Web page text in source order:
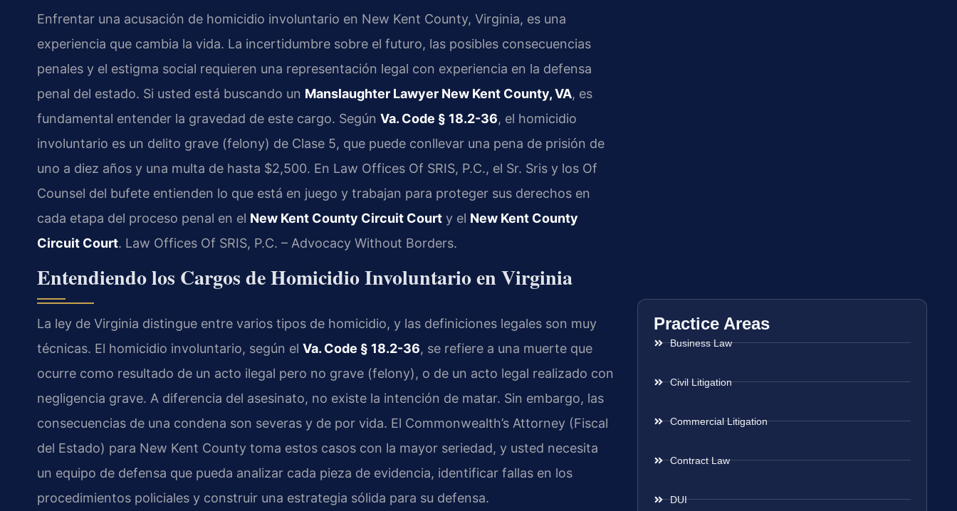
Enfrentar una acusación de homicidio involuntario en New Kent County, Virginia, es una
experiencia que cambia la vida. La incertidumbre sobre el futuro, las posibles consecuencias
penales y el estigma social requieren una representación legal con experiencia en la defensa
penal del estado. Si usted está buscando un Manslaughter Lawyer New Kent County, VA, es
fundamental entender la gravedad de este cargo. Según Va. Code § 18.2-36, el homicidio
involuntario es un delito grave (felony) de Clase 5, que puede conllevar una pena de prisión de
uno a diez años y una multa de hasta $2,500. En Law Offices Of SRIS, P.C., el Sr. Sris y los Of
Counsel del bufete entienden lo que está en juego y trabajan para proteger sus derechos en
cada etapa del proceso penal en el New Kent County Circuit Court y el New Kent County
Circuit Court. Law Offices Of SRIS, P.C. – Advocacy Without Borders.
Entendiendo los Cargos de Homicidio Involuntario en Virginia
La ley de Virginia distingue entre varios tipos de homicidio, y las definiciones legales son muy
técnicas. El homicidio involuntario, según el Va. Code § 18.2-36, se refiere a una muerte que
ocurre como resultado de un acto ilegal pero no grave (felony), o de un acto legal realizado con
negligencia grave. A diferencia del asesinato, no existe la intención de matar. Sin embargo, las
consecuencias de una condena son severas y de por vida. El Commonwealth’s Attorney (Fiscal
del Estado) para New Kent County toma estos casos con la mayor seriedad, y usted necesita
un equipo de defensa que pueda analizar cada pieza de evidencia, identificar fallas en los
procedimientos policiales y construir una estrategia sólida para su defensa.
Practice Areas
Business Law
Civil Litigation
Commercial Litigation
Contract Law
DUI